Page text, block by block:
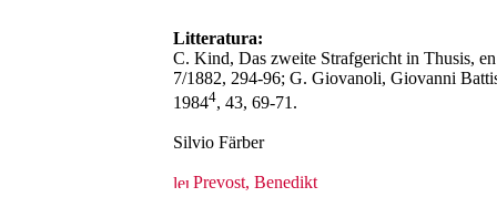
Litteratura:
C. Kind, Das zweite Strafgericht in Thusis,
7/1882, 294-96; G. Giovanoli, Giovanni
19844, 43, 69-71.
Silvio Färber
Prevost, Benedikt